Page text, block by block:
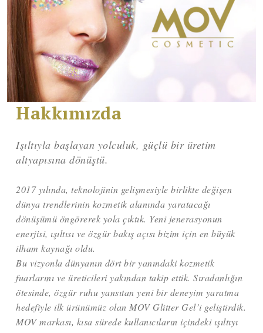
Hakkımızda
Işıltıyla başlayan yolculuk, güçlü bir üretim
altyapısına dönüştü.
2017 yılında, teknolojinin gelişmesiyle birlikte değişen
dünya trendlerinin kozmetik alanında yaratacağı
dönüşümü öngörerek yola çıktık. Yeni jenerasyonun
enerjisi, ışıltısı ve özgür bakış açısı bizim için en büyük
ilham kaynağı oldu.
Bu vizyonla dünyanın dört bir yanındaki kozmetik
fuarlarını ve üreticileri yakından takip ettik. Sıradanlığın
ötesinde, özgür ruhu yansıtan yeni bir deneyim yaratma
hedefiyle ilk ürünümüz olan MOV Glitter Gel’i geliştirdik.
MOV markası, kısa sürede kullanıcıların içindeki ışıltıyı